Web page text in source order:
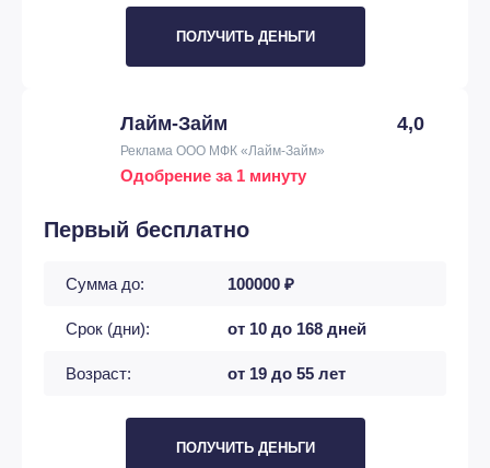
ПОЛУЧИТЬ ДЕНЬГИ
Лайм-Займ 4,0
Реклама ООО МФК «Лайм-Займ»
Одобрение за 1 минуту
Первый бесплатно
Сумма до: 100000 ₽
Срок (дни): от 10 до 168 дней
Возраст: от 19 до 55 лет
ПОЛУЧИТЬ ДЕНЬГИ